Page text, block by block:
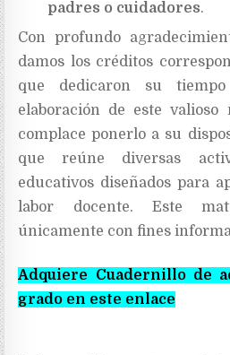
padres o cuidadores.
Con profundo
damos los créditos
que dedicaron su
elaboración de este
complace ponerlo a su
que reúne diversas
educativos diseñados para
labor docente. Este
únicamente con fines
Adquiere Cuadernillo de
grado en este enlace